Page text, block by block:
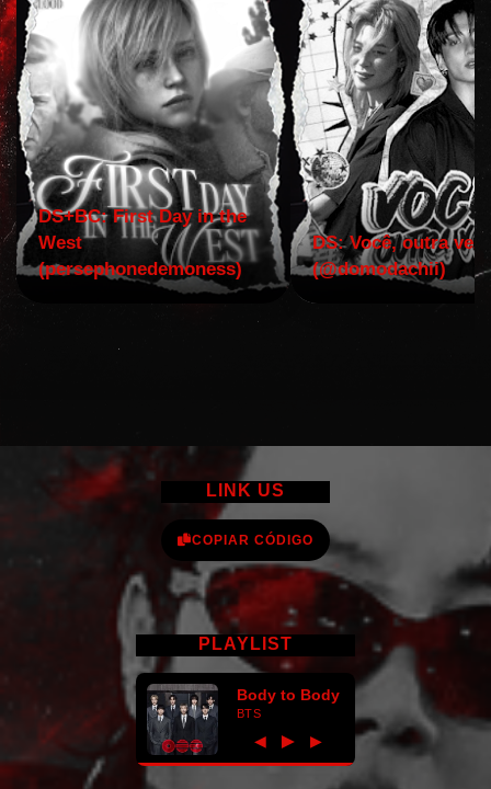
DS+BC: First Day in the
West
(persephonedemoness)
DS: Você, outra vez!
(@domodachii)
LINK US
COPIAR CÓDIGO
PLAYLIST
Body to Body
BTS
◀ ► ▶